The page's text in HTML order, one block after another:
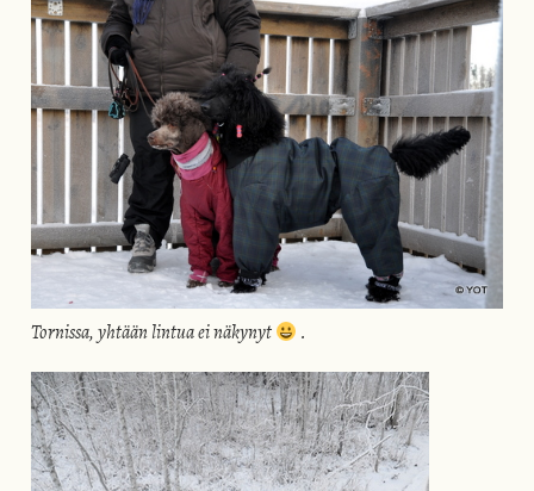
Tornissa, yhtään lintua ei näkynyt .